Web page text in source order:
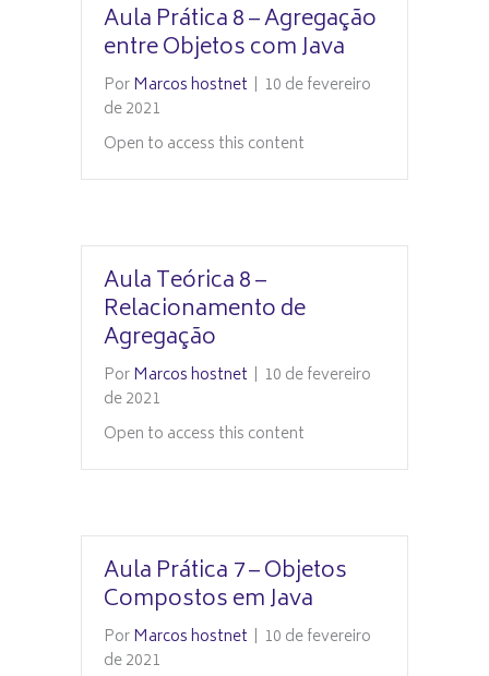
Aula Prática 8 – Agregação
entre Objetos com Java
PorMarcos hostnet | 10 de fevereiro
de 2021
Open to access this content
Aula Teórica 8 –
Relacionamento de
Agregação
PorMarcos hostnet | 10 de fevereiro
de 2021
Open to access this content
Aula Prática 7 – Objetos
Compostos em Java
PorMarcos hostnet | 10 de fevereiro
de 2021